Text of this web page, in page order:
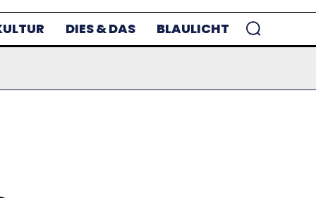
DIES & DAS BLAULICHT